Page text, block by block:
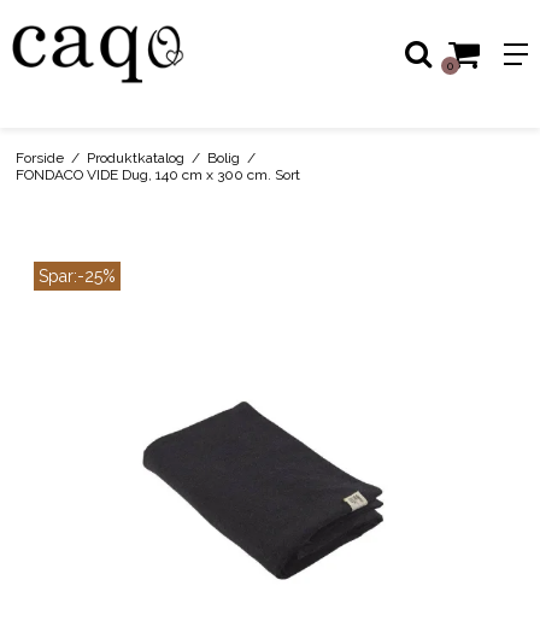
0
Forside / Produktkatalog / Bolig /
FONDACO VIDE Dug, 140 cm x 300 cm. Sort
Spar:-25%